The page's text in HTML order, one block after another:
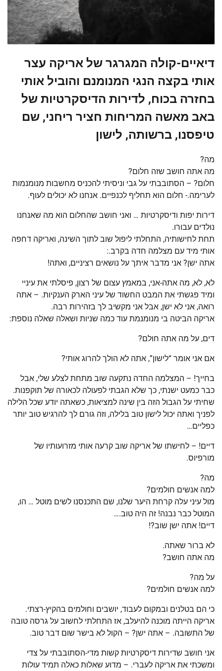
דיאיים-קולה המגרגר של אריקה עצר
אותי בקצה הנגי המנומנם והוביל אותי
בחזרה בכוח, לדירות הדיסקרטיות של
באב מאשה המריחות חציר ריחני, שם
טיפסנו, ברשותה, לישון
מה?
מה אתה חושב שזה חלום?
חלום? – הסתובבתי על גבי וניסיתי להכניס מחשבות מנומנמות
לערימה.- חלום הוא תחליף לכנפיים. אנחנו לא יכולים לעוף.
דירות יפות ודיסקרטיות … ואני חושב שהחלום הוא מה שאנחנו
נולדים עבורו.
תחת לחישותיה, התחלתי ליפול שוב לתוך השינה, ואריקה דחפה
אותי מיד עם מצלמה חדה בקרב.:
אתה ישן? אני מדבר איתך על נושאים רציניים, ואתה!
לא, לא, מה אתה-אני, במאמץ עצום של רצון, פיסלתי את עיניי
ומיד פגשתי את המבט החשוד של עיני הארק הענקיות. – אתה
רואה, אני לא ישן, אבל אני מקשיב לך בזהירות רבה.
אריקה הביטה בי מנומנמת עוד כמה שניות ושאלה שאלה נוספת:
דים, על מה אתה חולם?
אם אני אומר “לישון”, אתה לא הולך להרוג אותי?
בחייך! – המצלמה החדה נתקעה שוב מתחת לצלע שלי, אבל
כבר כמעט ישנתי, כך שלא הגבתי לפעולה לכאורה של תוקפנות.
שחיתי על הגבול הזה בין שינה למציאות, כשאתה יודע שכל הלילה
לפניך ואתה יכול לישון טוב בלילה, וזה גורם לך להרגיש טוב יותר
כפליים…
דיים! – לחישתו של אריקה שוב קרעה אותי מזרועותיו של
מורפיוס.
מה?
למה אנשים חולמים?
מול עיני עלה קרחת היער שלנו, שם התכנסנו לשים מוטל … הו,
המוטל כבר נבנה! זה היה טוב.…
דיים! אתה ישן שוב?!
לא ברור שאתה.
מה אתה חושב?
על מה?
למה אנשים חולמים?
כי הם בטלנים ובמקום לעבוד, יושבים וחולמים בהקיץ-רצתי.
אריקה הייתה מוכנה להיעלב, אז התחלתי לחשוב על גרסה טובה
של התשובה. – אתה ישן? – הקול לא בישר שום דבר טוב.
אני חושב שדירות דיסקרטיות קשות מדי-הסתובבתי על צדי
ומשכתי את אריקה לעברי. – מדוע שאלות כאלה תמיד עולות